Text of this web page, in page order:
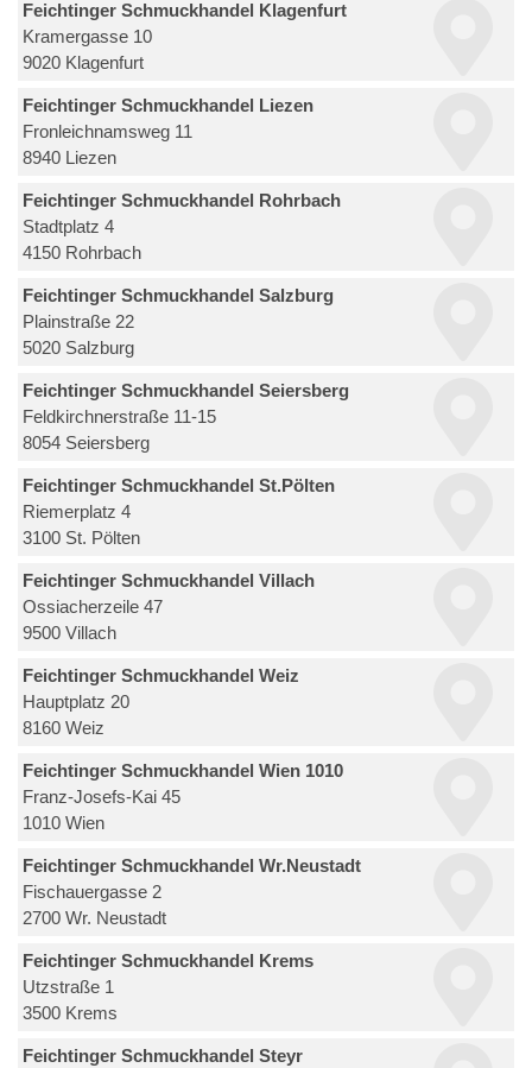
Feichtinger Schmuckhandel Klagenfurt
Kramergasse 10
9020 Klagenfurt
Feichtinger Schmuckhandel Liezen
Fronleichnamsweg 11
8940 Liezen
Feichtinger Schmuckhandel Rohrbach
Stadtplatz 4
4150 Rohrbach
Feichtinger Schmuckhandel Salzburg
Plainstraße 22
5020 Salzburg
Feichtinger Schmuckhandel Seiersberg
Feldkirchnerstraße 11-15
8054 Seiersberg
Feichtinger Schmuckhandel St.Pölten
Riemerplatz 4
3100 St. Pölten
Feichtinger Schmuckhandel Villach
Ossiacherzeile 47
9500 Villach
Feichtinger Schmuckhandel Weiz
Hauptplatz 20
8160 Weiz
Feichtinger Schmuckhandel Wien 1010
Franz-Josefs-Kai 45
1010 Wien
Feichtinger Schmuckhandel Wr.Neustadt
Fischauergasse 2
2700 Wr. Neustadt
Feichtinger Schmuckhandel Krems
Utzstraße 1
3500 Krems
Feichtinger Schmuckhandel Steyr